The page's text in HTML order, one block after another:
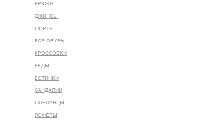
БРЮКИ
ДЖИНСЫ
ШОРТЫ
ВСЯ ОБУВЬ
КРОССОВКИ
КЕДЫ
БОТИНКИ
САНДАЛИИ
ШЛЕПАНЦЫ
ЛОФЕРЫ